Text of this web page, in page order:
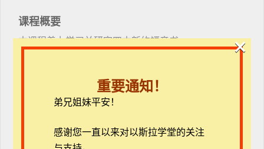
课程概要
本课程着力学习并研究四本新约福音书。
学鉴别法）、福音书的历史和文化背景。
并介绍针对历史性的耶稣的研究。
重要通知！
弟兄姐妹平安！
感谢您一直以来对以斯拉学堂的关注
×